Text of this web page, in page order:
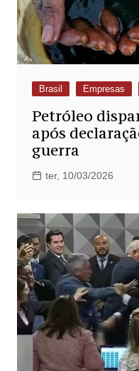
Brasil Empresas
Petróleo
após
guerra
ter, 10/03/2026